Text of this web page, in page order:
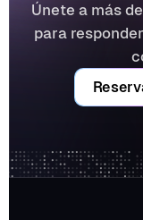
Únete a más
para